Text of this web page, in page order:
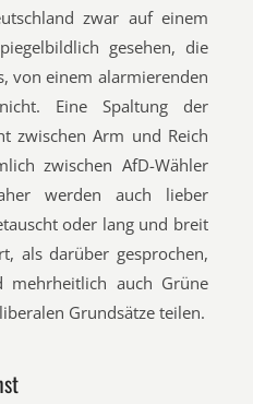
zwar auf einem
gesehen, die
von einem alarmierenden
Eine Spaltung der
zwischen Arm und Reich
zwischen AfD-Wähler
werden auch lieber
oder lang und breit
als darüber gesprochen,
mehrheitlich auch Grüne
Grundsätze teilen.